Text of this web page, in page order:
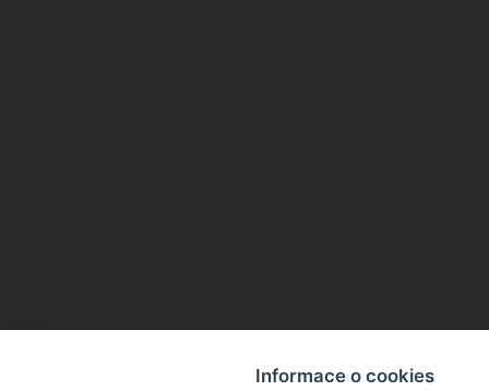
Informace o cookies